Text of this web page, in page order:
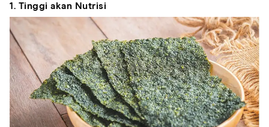
1. Tinggi akan Nutrisi